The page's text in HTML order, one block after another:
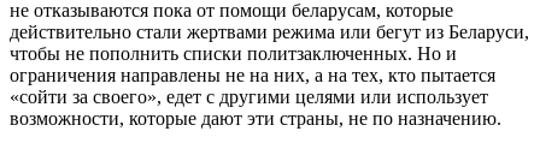
не отказываются пока от помощи беларусам, которые
действительно стали жертвами режима или бегут из Беларуси,
чтобы не пополнить списки политзаключенных. Но и
ограничения направлены не на них, а на тех, кто пытается
«сойти за своего», едет с другими целями или использует
возможности, которые дают эти страны, не по назначению.